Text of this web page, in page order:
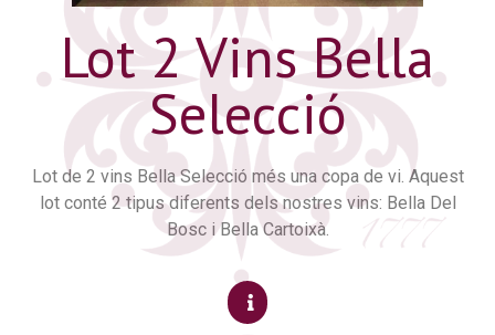
Lot 2 Vins Bella
Selecció
Lot de 2 vins Bella Selecció més una copa de vi. Aquest
lot conté 2 tipus diferents dels nostres vins: Bella Del
Bosc i Bella Cartoixà.